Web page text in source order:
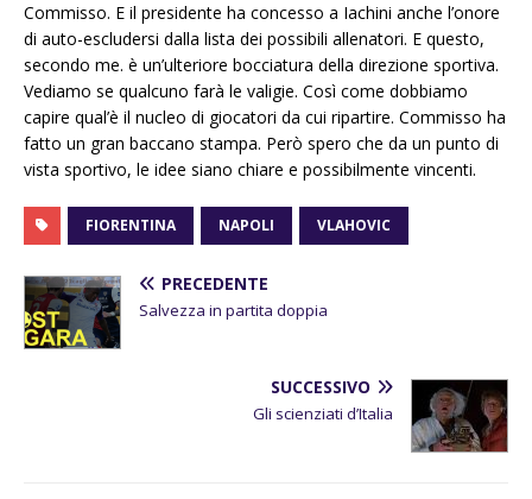
Commisso. E il presidente ha concesso a Iachini anche l’onore
di auto-escludersi dalla lista dei possibili allenatori. E questo,
secondo me. è un’ulteriore bocciatura della direzione sportiva.
Vediamo se qualcuno farà le valigie. Così come dobbiamo
capire qual’è il nucleo di giocatori da cui ripartire. Commisso ha
fatto un gran baccano stampa. Però spero che da un punto di
vista sportivo, le idee siano chiare e possibilmente vincenti.
FIORENTINA NAPOLI VLAHOVIC
PRECEDENTE
Salvezza in partita doppia
SUCCESSIVO
Gli scienziati d’Italia